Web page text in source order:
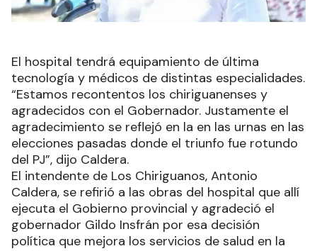
El hospital tendrá equipamiento de última
tecnología y médicos de distintas especialidades.
“Estamos recontentos los chiriguanenses y
agradecidos con el Gobernador. Justamente el
agradecimiento se reflejó en la en las urnas en las
elecciones pasadas donde el triunfo fue rotundo
del PJ”, dijo Caldera.
El intendente de Los Chiriguanos, Antonio
Caldera, se refirió a las obras del hospital que allí
ejecuta el Gobierno provincial y agradeció el
gobernador Gildo Insfrán por esa decisión
política que mejora los servicios de salud en la